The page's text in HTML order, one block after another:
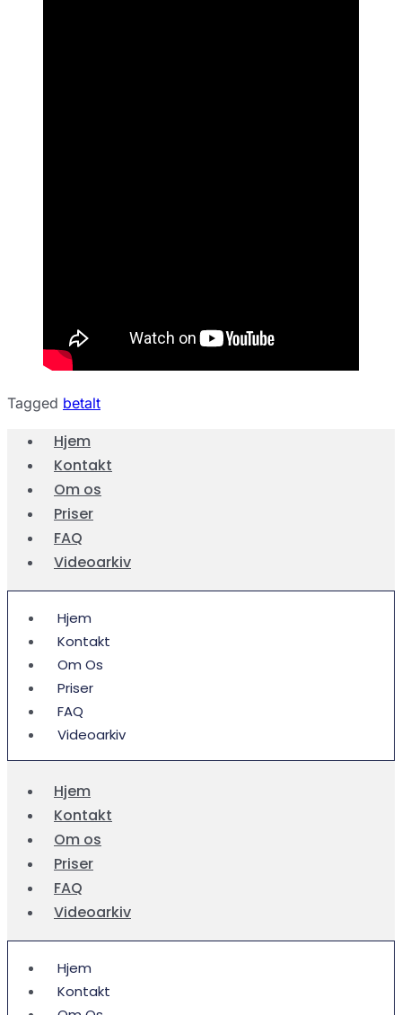
Tagged betalt
Hjem
Kontakt
Om os
Priser
FAQ
Videoarkiv
Hjem
Kontakt
Om Os
Priser
FAQ
Videoarkiv
Hjem
Kontakt
Om os
Priser
FAQ
Videoarkiv
Hjem
Kontakt